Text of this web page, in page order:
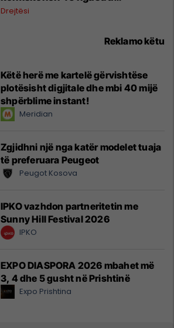
kadastrale
Drejtësi
Reklamo këtu
Këtë herë me kartelë gërvishtëse
plotësisht digjitale dhe mbi 40 mijë
shpërblime instant!
Meridian
Zgjidhni një nga katër modelet tuaja
të preferuara Peugeot
Peugot Kosova
IPKO vazhdon partneritetin me
Sunny Hill Festival 2026
IPKO
EXPO DIASPORA 2026 mbahet më
3, 4 dhe 5 gusht në Prishtinë
Expo Prishtina